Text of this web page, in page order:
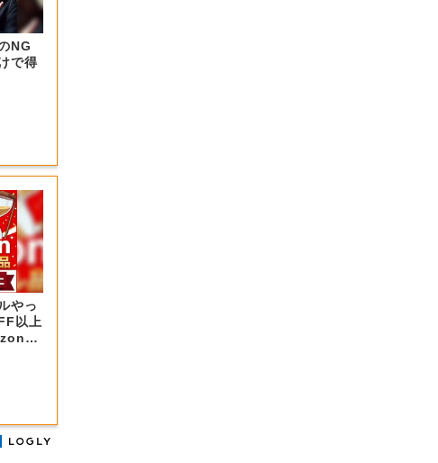
NG
で得
やっ
以上
の